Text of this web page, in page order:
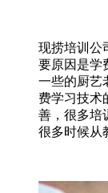
现捞培训公
要原因是学
一些的厨艺
费学习技术
善，很多培
很多时候从